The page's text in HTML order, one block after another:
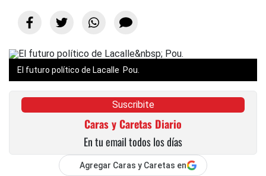
El futuro político de Lacalle Pou.
Suscribite
Caras y Caretas Diario
En tu email todos los días
Agregar Caras y Caretas en